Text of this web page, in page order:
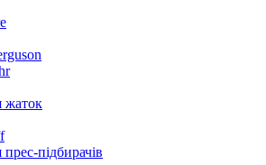
жаток
підбирачів